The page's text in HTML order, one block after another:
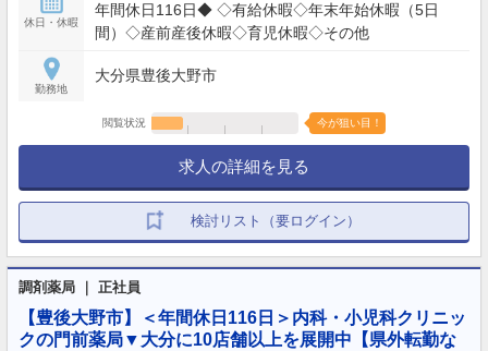
休日・休暇
年間休日116日◆ ◇有給休暇◇年末年始休暇（5日
間）◇産前産後休暇◇育児休暇◇その他
勤務地
大分県豊後大野市
閲覧状況 今が狙い目！
求人の詳細を見る
検討リスト（要ログイン）
調剤薬局 ｜ 正社員
【豊後大野市】＜年間休日116日＞内科・小児科クリニッ
クの門前薬局▼大分に10店舗以上を展開中【県外転勤な